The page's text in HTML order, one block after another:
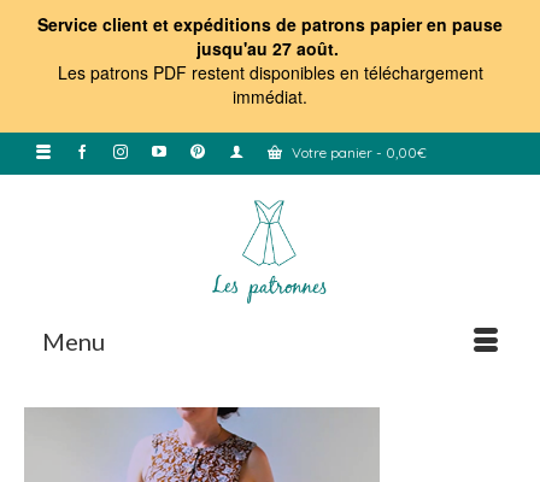
Service client et expéditions de patrons papier en pause
jusqu'au 27 août.
Les patrons PDF restent disponibles en téléchargement
immédiat.
Votre panier - 0,00€
Menu